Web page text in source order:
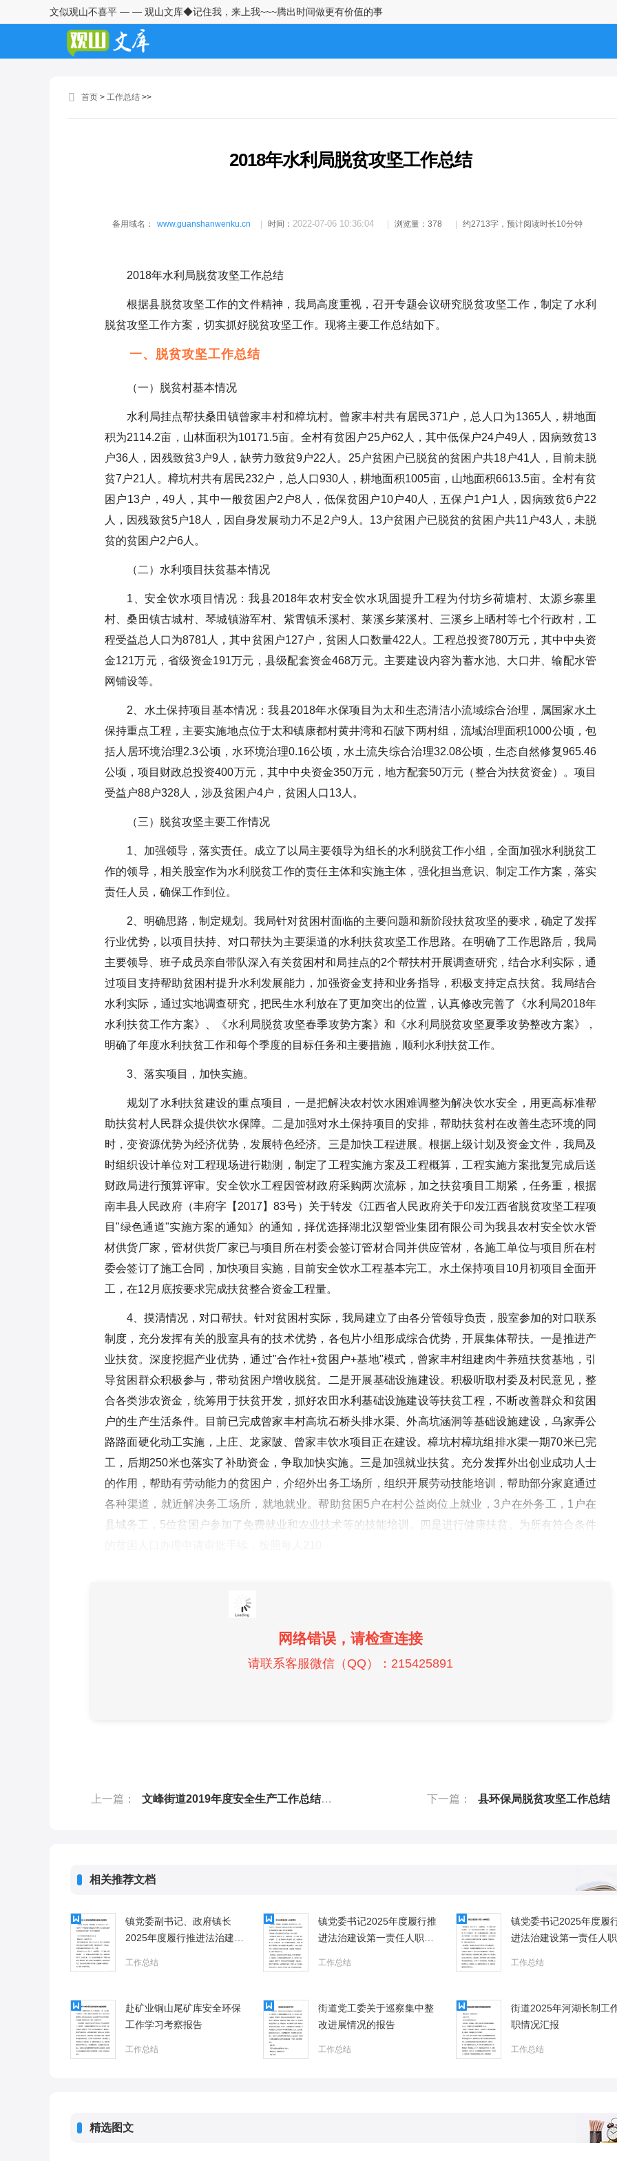
文似观山不喜平 — — 观山文库◆记住我，来上我~~~腾出时间做更有价值的事
首页 > 工作总结 >>
2018年水利局脱贫攻坚工作总结
备用域名： www.guanshanwenku.cn 时间： 2022-07-06 10:36:04 浏览量：378 约2713字，预计阅读时长10分钟
2018年水利局脱贫攻坚工作总结
根据县脱贫攻坚工作的文件精神，我局高度重视，召开专题会议研究脱贫攻坚工作，制定了水利
脱贫攻坚工作方案，切实抓好脱贫攻坚工作。现将主要工作总结如下。
一、脱贫攻坚工作总结
（一）脱贫村基本情况
水利局挂点帮扶桑田镇曾家丰村和樟坑村。曾家丰村共有居民371户，总人口为1365人，耕地面
积为2114.2亩，山林面积为10171.5亩。全村有贫困户25户62人，其中低保户24户49人，因病致贫13
户36人，因残致贫3户9人，缺劳力致贫9户22人。25户贫困户已脱贫的贫困户共18户41人，目前未脱
贫7户21人。樟坑村共有居民232户，总人口930人，耕地面积1005亩，山地面积6613.5亩。全村有贫
困户13户，49人，其中一般贫困户2户8人，低保贫困户10户40人，五保户1户1人，因病致贫6户22
人，因残致贫5户18人，因自身发展动力不足2户9人。13户贫困户已脱贫的贫困户共11户43人，未脱
贫的贫困户2户6人。
（二）水利项目扶贫基本情况
1、安全饮水项目情况：我县2018年农村安全饮水巩固提升工程为付坊乡荷塘村、太源乡寨里
村、桑田镇古城村、琴城镇游军村、紫霄镇禾溪村、莱溪乡莱溪村、三溪乡上晒村等七个行政村，工
程受益总人口为8781人，其中贫困户127户，贫困人口数量422人。工程总投资780万元，其中中央资
金121万元，省级资金191万元，县级配套资金468万元。主要建设内容为蓄水池、大口井、输配水管
网铺设等。
2、水土保持项目基本情况：我县2018年水保项目为太和生态清洁小流域综合治理，属国家水土
保持重点工程，主要实施地点位于太和镇康都村黄井湾和石陂下两村组，流域治理面积1000公顷，包
括人居环境治理2.3公顷，水环境治理0.16公顷，水土流失综合治理32.08公顷，生态自然修复965.46
公顷，项目财政总投资400万元，其中中央资金350万元，地方配套50万元（整合为扶贫资金）。项目
受益户88户328人，涉及贫困户4户，贫困人口13人。
（三）脱贫攻坚主要工作情况
1、加强领导，落实责任。成立了以局主要领导为组长的水利脱贫工作小组，全面加强水利脱贫工
作的领导，相关股室作为水利脱贫工作的责任主体和实施主体，强化担当意识、制定工作方案，落实
责任人员，确保工作到位。
2、明确思路，制定规划。我局针对贫困村面临的主要问题和新阶段扶贫攻坚的要求，确定了发挥
行业优势，以项目扶持、对口帮扶为主要渠道的水利扶贫攻坚工作思路。在明确了工作思路后，我局
主要领导、班子成员亲自带队深入有关贫困村和局挂点的2个帮扶村开展调查研究，结合水利实际，通
过项目支持帮助贫困村提升水利发展能力，加强资金支持和业务指导，积极支持定点扶贫。我局结合
水利实际，通过实地调查研究，把民生水利放在了更加突出的位置，认真修改完善了《水利局2018年
水利扶贫工作方案》、《水利局脱贫攻坚春季攻势方案》和《水利局脱贫攻坚夏季攻势整改方案》，
明确了年度水利扶贫工作和每个季度的目标任务和主要措施，顺利水利扶贫工作。
3、落实项目，加快实施。
规划了水利扶贫建设的重点项目，一是把解决农村饮水困难调整为解决饮水安全，用更高标准帮
助扶贫村人民群众提供饮水保障。二是加强对水土保持项目的安排，帮助扶贫村在改善生态环境的同
时，变资源优势为经济优势，发展特色经济。三是加快工程进展。根据上级计划及资金文件，我局及
时组织设计单位对工程现场进行勘测，制定了工程实施方案及工程概算，工程实施方案批复完成后送
财政局进行预算评审。安全饮水工程因管材政府采购两次流标，加之扶贫项目工期紧，任务重，根据
南丰县人民政府（丰府字【2017】83号）关于转发《江西省人民政府关于印发江西省脱贫攻坚工程项
目"绿色通道"实施方案的通知》的通知，择优选择湖北汉塑管业集团有限公司为我县农村安全饮水管
材供货厂家，管材供货厂家已与项目所在村委会签订管材合同并供应管材，各施工单位与项目所在村
委会签订了施工合同，加快项目实施，目前安全饮水工程基本完工。水土保持项目10月初项目全面开
工，在12月底按要求完成扶贫整合资金工程量。
4、摸清情况，对口帮扶。针对贫困村实际，我局建立了由各分管领导负责，股室参加的对口联系
制度，充分发挥有关的股室具有的技术优势，各包片小组形成综合优势，开展集体帮扶。一是推进产
业扶贫。深度挖掘产业优势，通过"合作社+贫困户+基地"模式，曾家丰村组建肉牛养殖扶贫基地，引
导贫困群众积极参与，带动贫困户增收脱贫。二是开展基础设施建设。积极听取村委及村民意见，整
合各类涉农资金，统筹用于扶贫开发，抓好农田水利基础设施建设等扶贫工程，不断改善群众和贫困
户的生产生活条件。目前已完成曾家丰村高坑石桥头排水渠、外高坑涵洞等基础设施建设，乌家弄公
路路面硬化动工实施，上庄、龙家陂、曾家丰饮水项目正在建设。樟坑村樟坑组排水渠一期70米已完
工，后期250米也落实了补助资金，争取加快实施。三是加强就业扶贫。充分发挥外出创业成功人士
的作用，帮助有劳动能力的贫困户，介绍外出务工场所，组织开展劳动技能培训，帮助部分家庭通过
各种渠道，就近解决务工场所，就地就业。帮助贫困5户在村公益岗位上就业，3户在外务工，1户在
县城务工，5位贫困户参加了免费就业和农业技术等的技能培训。四是进行健康扶贫。为所有符合条件
网络错误，请检查连接
请联系客服微信（QQ）：215425891
上一篇： 文峰街道2019年度安全生产工作总结及2020年生产消防安全等应急管理工作计划 下一篇： 县环保局脱贫攻坚工作总结
相关推荐文档
镇党委副书记、政府镇长
2025年度履行推进法治建设
工作总结
镇党委书记2025年度履行推
进法治建设第一责任人职责
工作总结
镇党委书记2025年度履
进法治建设第一责任人
工作总结
赴矿业铜山尾矿库安全环保
工作学习考察报告
工作总结
街道党工委关于巡察集中整
改进展情况的报告
工作总结
街道2025年河湖长制工
职情况汇报
工作总结
精选图文
镇党委副书记、政府镇长2025年
度履行推进法治建设第一责任人
职责情况报告1
1
镇党委书记2025年度履行推进法
展情况的报告
镇妇联2022年上半年工作总结暨
下半年工作计划
纪检监察人员三年工作总结
镇党委副书记、政府镇长2025年
职责情况报告
街道办事处2024年全年工作总结
区应急管理局2025年上半年工作
2020年宣传思想文化工作总结